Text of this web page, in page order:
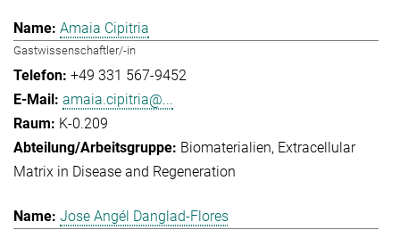
Amaia Cipitria
Gastwissenschaftler/-in
+49 331 567-9452
amaia.cipitria@...
K-0.209
Biomaterialien Extracellular
Matrix in Disease and Regeneration
Jose Angél Danglad-Flores